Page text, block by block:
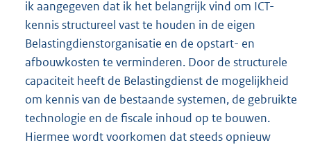
ik aangegeven dat ik het belangrijk vind om ICT-
kennis structureel vast te houden in de eigen
Belastingdienstorganisatie en de opstart- en
afbouwkosten te verminderen. Door de structurele
capaciteit heeft de Belastingdienst de mogelijkheid
om kennis van de bestaande systemen, de gebruikte
technologie en de fiscale inhoud op te bouwen.
Hiermee wordt voorkomen dat steeds opnieuw